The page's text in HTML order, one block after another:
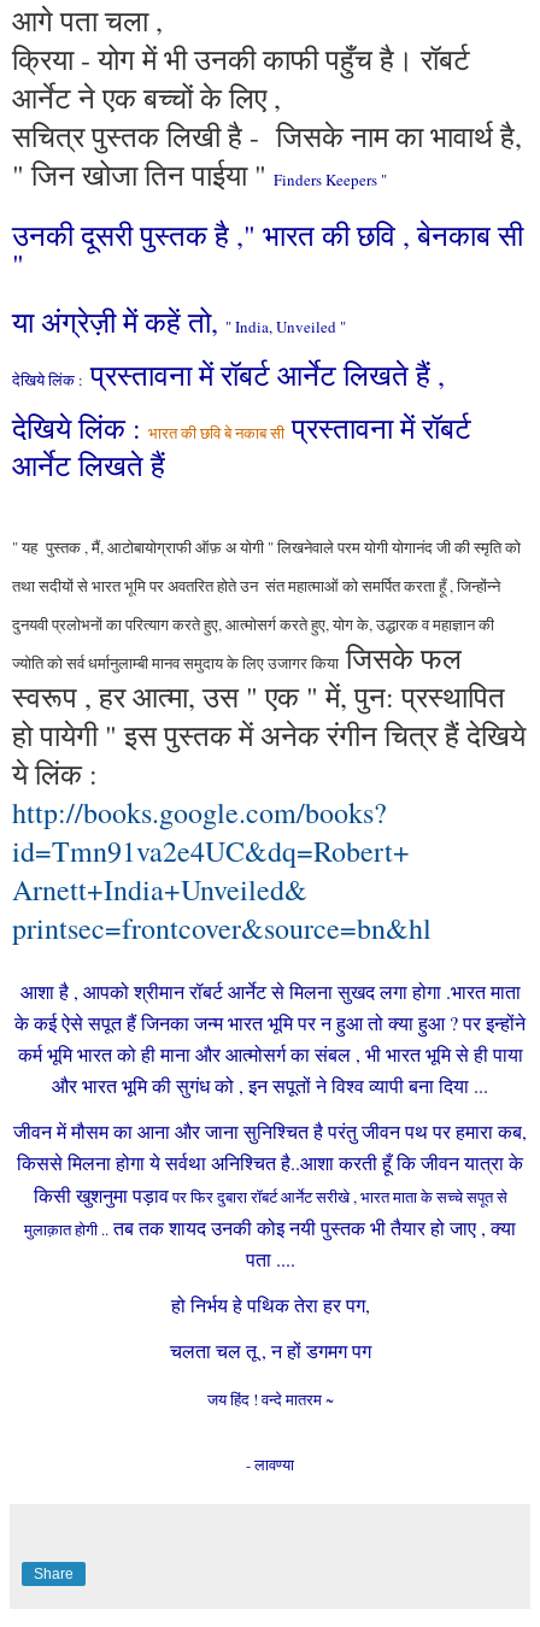
आगे पता चला ,
क्रिया - योग में भी उनकी काफी पहुँच है। रॉबर्ट
आर्नेट ने एक बच्चों के लिए ,
सचित्र पुस्तक लिखी है - जिसके नाम का भावार्थ है,
" जिन खोजा तिन पाईया " Finders Keepers "
उनकी दूसरी पुस्तक है ," भारत की छवि , बेनकाब सी
"
या अंग्रेज़ी में कहें तो, " India, Unveiled "
देखिये लिंक : प्रस्तावना में रॉबर्ट आर्नेट लिखते हैं ,
देखिये लिंक : भारत की छवि बे नकाब सी प्रस्तावना में रॉबर्ट
आर्नेट लिखते हैं
" यह पुस्तक , मैं, आटोबायोग्राफी ऑफ़ अ योगी " लिखनेवाले परम योगी योगानंद जी की स्मृति को
तथा सदीयों से भारत भूमि पर अवतरित होते उन संत महात्माओं को समर्पित करता हूँ , जिन्होंन्ने
दुनयवी प्रलोभनों का परित्याग करते हुए, आत्मोसर्ग करते हुए, योग के, उद्धारक व महाज्ञान की
ज्योति को सर्व धर्मानुलाम्बी मानव समुदाय के लिए उजागर किया जिसके फल
स्वरूप , हर आत्मा, उस " एक " में, पुन: प्रस्थापित
हो पायेगी " इस पुस्तक में अनेक रंगीन चित्र हैं देखिये
ये लिंक :
http://books.google.com/books?
id=Tmn91va2e4UC&dq=Robert+
Arnett+India+Unveiled&
printsec=frontcover&source=bn&hl
आशा है , आपको श्रीमान रॉबर्ट आर्नेट से मिलना सुखद लगा होगा .भारत माता
के कई ऐसे सपूत हैं जिनका जन्म भारत भूमि पर न हुआ तो क्या हुआ ? पर इन्होंने
कर्म भूमि भारत को ही माना और आत्मोसर्ग का संबल , भी भारत भूमि से ही पाया
और भारत भूमि की सुगंध को , इन सपूतों ने विश्व व्यापी बना दिया ...
जीवन में मौसम का आना और जाना सुनिश्चित है परंतु जीवन पथ पर हमारा कब,
किससे मिलना होगा ये सर्वथा अनिश्चित है..आशा करती हूँ कि जीवन यात्रा के
किसी खुशनुमा पड़ावपर फिर दुबारा रॉबर्ट आर्नेट सरीखे , भारत माता के सच्चे सपूत से
मुलाक़ात होगी ..तब तक शायद उनकी कोइ नयी पुस्तक भी तैयार हो जाए , क्या
पता ....
हो निर्भय हे पथिक तेरा हर पग,
चलता चल तू , न हों डगमग पग
जय हिंद ! वन्दे मातरम ~
- लावण्या
Share